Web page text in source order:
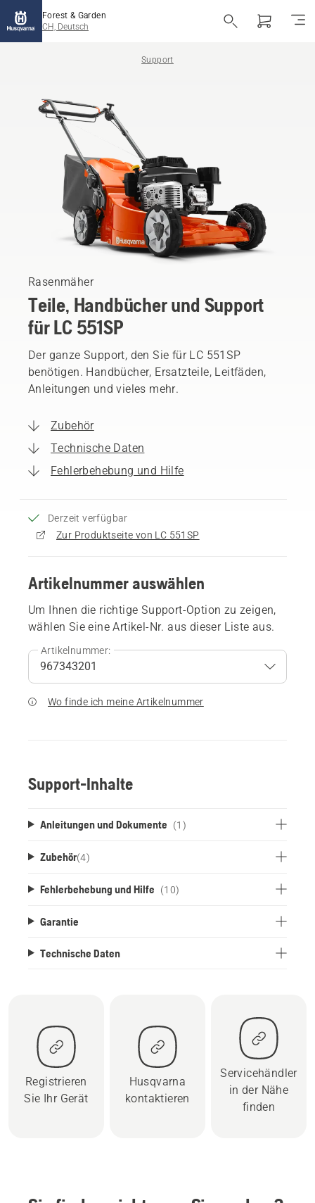
Forest & Garden
CH, Deutsch
Support
Rasenmäher
Teile, Handbücher und Support
für LC 551SP
Der ganze Support, den Sie für LC 551SP
benötigen. Handbücher, Ersatzteile, Leitfäden,
Anleitungen und vieles mehr.
Zubehör
Technische Daten
Fehlerbehebung und Hilfe
Derzeit verfügbar
Zur Produktseite von LC 551SP
Artikelnummer auswählen
Um Ihnen die richtige Support-Option zu zeigen,
wählen Sie eine Artikel-Nr. aus dieser Liste aus.
Artikelnummer:
Wo finde ich meine Artikelnummer
Support-Inhalte
Anleitungen und Dokumente (1)
Zubehör(4)
Fehlerbehebung und Hilfe (10)
Garantie
Technische Daten
Registrieren
Sie Ihr Gerät
Husqvarna
kontaktieren
Servicehändler
in der Nähe
finden